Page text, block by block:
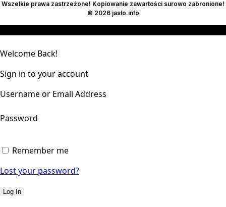
Wszelkie prawa zastrzeżone! Kopiowanie zawartości surowo zabronione!
© 2026 jaslo.info
Welcome Back!
Sign in to your account
Username or Email Address
Password
Remember me
Lost your password?